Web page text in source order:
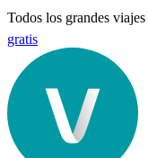
Todos los grandes viajes
gratis